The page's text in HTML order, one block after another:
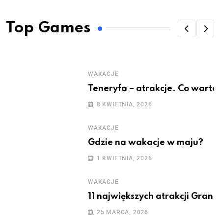
Top Games
WAKACJE
Teneryfa – atrakcje. Co warto
8 KWIETNIA, 2026
WAKACJE
Gdzie na wakacje w maju?
1 KWIETNIA, 2026
WAKACJE
11 największych atrakcji Gran
25 MARCA, 2026